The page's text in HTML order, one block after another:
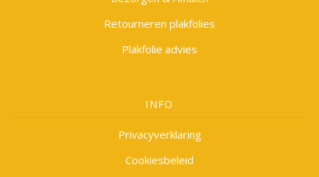
Retourneren plakfolies
Plakfolie advies
INFO
Privacyverklaring
Cookiesbeleid